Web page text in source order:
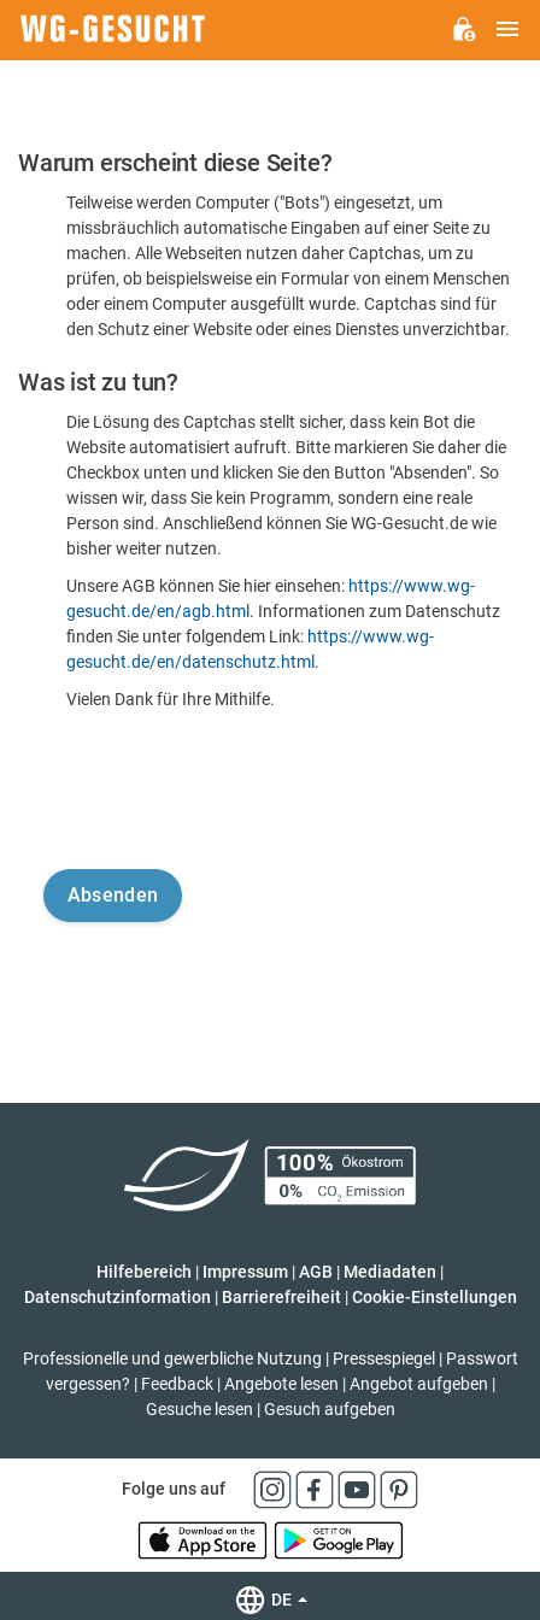
Bitte
dass
sind
Warum erscheint diese Seite?
Teilweise werden Computer ("Bots") eingesetzt, um
missbräuchlich automatische Eingaben auf einer Seite zu
machen. Alle Webseiten nutzen daher Captchas, um zu
prüfen, ob beispielsweise ein Formular von einem Menschen
oder einem Computer ausgefüllt wurde. Captchas sind für
den Schutz einer Website oder eines Dienstes unverzichtbar.
Was ist zu tun?
Die Lösung des Captchas stellt sicher, dass kein Bot die
Website automatisiert aufruft. Bitte markieren Sie daher die
Checkbox unten und klicken Sie den Button "Absenden". So
wissen wir, dass Sie kein Programm, sondern eine reale
Person sind. Anschließend können Sie WG-Gesucht.de wie
bisher weiter nutzen.
Unsere AGB können Sie hier einsehen: https://www.wg-
gesucht.de/en/agb.html . Informationen zum Datenschutz
finden Sie unter folgendem Link: https://www.wg-
gesucht.de/en/datenschutz.html .
Vielen Dank für Ihre Mithilfe.
Hilfebereich | Impressum |AGB | Mediadaten |
Datenschutzinformation | Barrierefreiheit | Cookie-Einstellungen
Professionelle und gewerbliche Nutzung | Pressespiegel | Passwort
vergessen? | Feedback | Angebote lesen | Angebot aufgeben |
Gesuche lesen | Gesuch aufgeben
Folge uns auf
DE